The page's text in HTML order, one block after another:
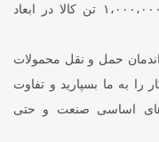
در بیش از ۷۰۰۰ پروژه با حجم بیش از ۱،۰۰۰،۰۰۰ تن کالا در ابعاد
حمل و نقل محمولات
را به ما بسپارید و تفاوت
اساسی صنعت و حتی